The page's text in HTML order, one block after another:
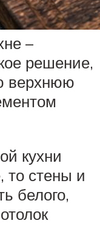
–
решение,
верхнюю
кухни
то стены и
белого,